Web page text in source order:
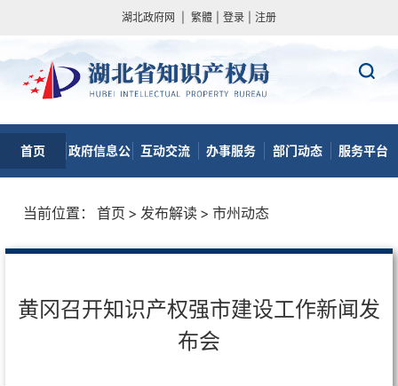
湖北政府网 繁體 登录 注册
首页 政府信息公 互动交流 办事服务 部门动态 服务平台
当前位置： 首页 > 发布解读 > 市州动态
黄冈召开知识产权强市建设工作新闻发
布会